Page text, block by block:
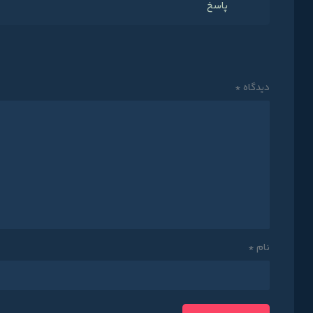
پاسخ
دیدگاه *
نام *